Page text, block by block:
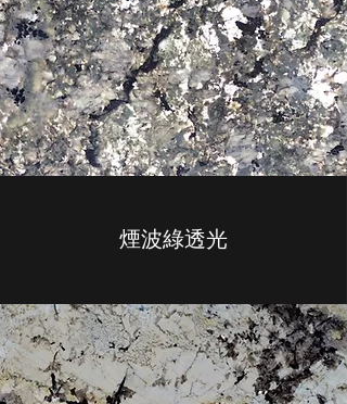
煙波綠透光